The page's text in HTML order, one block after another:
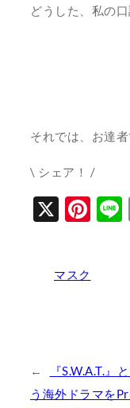
どうした、私の口
それでは、お達者
\ シェア！ /
X
マスク
←
『S.W.A.T.』
う海外ドラマを